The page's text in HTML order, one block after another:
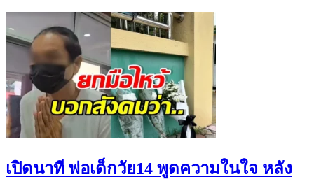
เปิดนาที พ่อเด็กวัย14 พูดความในใจ หลัง